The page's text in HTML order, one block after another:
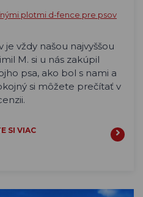
plotmi d-fence pre psov
vždy našou najvyššou
M. si u nás zakúpil
psa, ako bol s nami a
si môžete prečítať v
SI VIAC